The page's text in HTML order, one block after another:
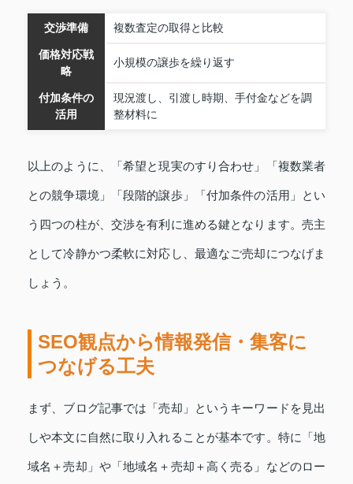
交渉準備 複数査定の取得と比較
価格対応戦
略
小規模の譲歩を繰り返す
付加条件の
活用
現況渡し、引渡し時期、手付金などを調
整材料に
以上のように、「希望と現実のすり合わせ」「複数業者
との競争環境」「段階的譲歩」「付加条件の活用」とい
う四つの柱が、交渉を有利に進める鍵となります。売主
として冷静かつ柔軟に対応し、最適なご売却につなげま
しょう。
SEO観点から情報発信・集客に
つなげる工夫
まず、ブログ記事では「売却」というキーワードを見出
しや本文に自然に取り入れることが基本です。特に「地
域名＋売却」や「地域名＋売却＋高く売る」などのロー